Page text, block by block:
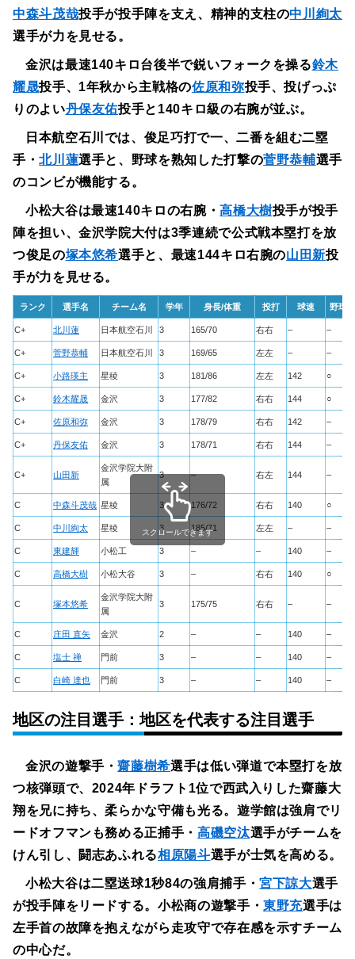
中森斗茂哉投手が投手陣を支え、精神的支柱の中川絢太
選手が力を見せる。
金沢は最速140キロ台後半で鋭いフォークを操る鈴木
耀晟投手、1年秋から主戦格の佐原和弥投手、投げっぷ
りのよい丹保友佑投手と140キロ級の右腕が並ぶ。
日本航空石川では、俊足巧打で一、二番を組む二塁
手・北川蓮選手と、野球を熟知した打撃の菅野恭輔選手
のコンビが機能する。
小松大谷は最速140キロの右腕・高橋大樹投手が投手
陣を担い、金沢学院大付は3季連続で公式戦本塁打を放
つ俊足の塚本悠希選手と、最速144キロ右腕の山田新投
手が力を見せる。
ランク 選手名 チーム名 学年 身長/体重 投打 球速 野球
C+ 北川蓮 日本航空石川 3 165/70 右右 – –
C+ 菅野恭輔 日本航空石川 3 169/65 左左 – –
C+ 小路瑛主 星稜 3 181/86 左左 142 ○
C+ 鈴木耀晟 金沢 3 177/82 右右 144 ○
C+ 佐原和弥 金沢 3 178/79 右右 142 –
C+ 丹保友佑 金沢 3 178/71 右右 144 –
C+ 山田新
金沢学院大附
属
3 – 右左 144 –
C 中森斗茂哉 星稜 3 176/72 右右 140 ○
C 中川絢太 星稜 3 185/71 左左 – –
C 東建輝 小松工 3 – – 140 –
C 高橋大樹 小松大谷 3 – 右右 140 ○
C 塚本悠希
金沢学院大附
属
3 175/75 右右 – –
C 庄田 直矢 金沢 2 – – 140 –
C 塩士 禅 門前 3 – – 140 –
C 白崎 達也 門前 3 – – 140 –
スクロールできます
地区の注目選手：地区を代表する注目選手
金沢の遊撃手・齋藤樹希選手は低い弾道で本塁打を放
つ核弾頭で、2024年ドラフト1位で西武入りした齋藤大
翔を兄に持ち、柔らかな守備も光る。遊学館は強肩でリ
ードオフマンも務める正捕手・ 高磯空汰選手がチームを
けん引し、闘志あふれる相原陽斗選手が士気を高める。
小松大谷は二塁送球1秒84の強肩捕手・宮下諒大選手
が投手陣をリードする。小松商の遊撃手・東野充選手は
左手首の故障を抱えながら走攻守で存在感を示すチーム
の中心だ。